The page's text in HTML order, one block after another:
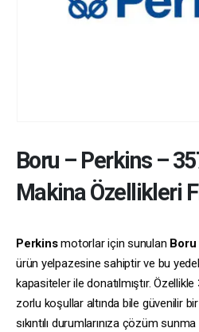
Boru – Perkins–
Makina Özellikleri
Perkinsmotorlar için sunulan Boru
ürün yelpazesine sahiptir ve bu
kapasiteler ile donatılmıştır. Özellikle
zorlu koşullar altında bile güvenilir
sıkıntılı durumlarınıza çözüm